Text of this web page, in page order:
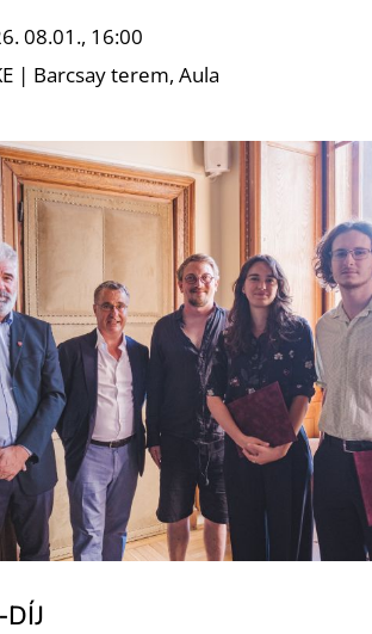
08.01., 16:00
| Barcsay terem, Aula